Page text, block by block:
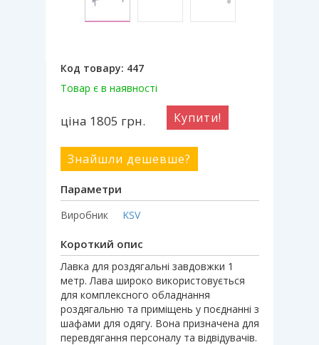
Код товару: 447
Товар є в наявності
ціна 1805 грн. Купити!
Знайшли дешевше?
Параметри
Виробник KSV
Короткий опис
Лавка для роздягальні завдовжки 1
метр. Лава широко використовується
для комплексного обладнання
роздягальню та приміщень у поєднанні з
шафами для одягу. Вона призначена для
перевдягання персоналу та відвідувачів.